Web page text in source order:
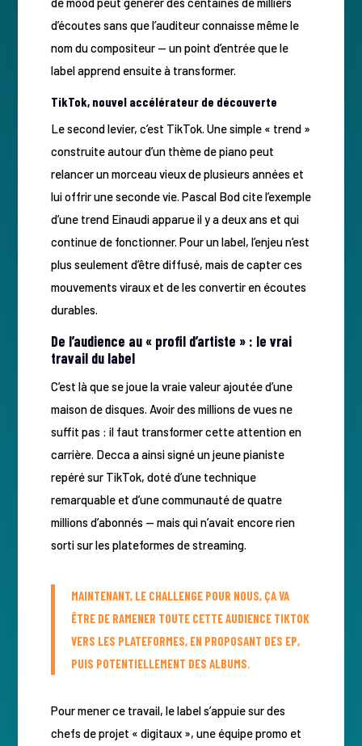
d’écoutes sans que l’auditeur connaisse même le
nom du compositeur — un point d’entrée que le
label apprend ensuite à transformer.
TikTok, nouvel accélérateur de découverte
Le second levier, c’est TikTok. Une simple « trend »
construite autour d’un thème de piano peut
relancer un morceau vieux de plusieurs années et
lui offrir une seconde vie. Pascal Bod cite l’exemple
d’une trend Einaudi apparue il y a deux ans et qui
continue de fonctionner. Pour un label, l’enjeu n’est
plus seulement d’être diffusé, mais de capter ces
mouvements viraux et de les convertir en écoutes
durables.
De l’audience au « profil d’artiste » : le vrai
travail du label
C’est là que se joue la vraie valeur ajoutée d’une
maison de disques. Avoir des millions de vues ne
suffit pas : il faut transformer cette attention en
carrière. Decca a ainsi signé un jeune pianiste
repéré sur TikTok, doté d’une technique
remarquable et d’une communauté de quatre
millions d’abonnés — mais qui n’avait encore rien
sorti sur les plateformes de streaming.
MAINTENANT, LE CHALLENGE POUR NOUS, ÇA VA
ÊTRE DE RAMENER TOUTE CETTE AUDIENCE TIKTOK
VERS LES PLATEFORMES, EN PROPOSANT DES EP,
PUIS POTENTIELLEMENT DES ALBUMS.
Pour mener ce travail, le label s’appuie sur des
chefs de projet « digitaux », une équipe promo et